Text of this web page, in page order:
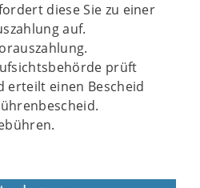
diese Sie zu einer
auf.
prüft
erteilt einen Bescheid